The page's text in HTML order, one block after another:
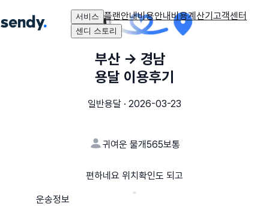
서비스 플랜안내비용안내비용계산기고객센터
센디 스토리
부산 → 경남
용달 이용후기
일반용달 · 2026-03-23
귀여운 물개565보통
편하네요 위치확인도 되고
운송정보